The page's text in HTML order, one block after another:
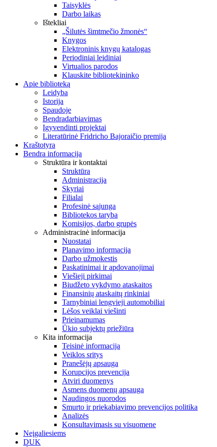
Taisyklės
Darbo laikas
Ištekliai
„Šilutės šimtmečio žmonės“
Knygos
Elektroninis knygų katalogas
Periodiniai leidiniai
Virtualios parodos
Klauskite bibliotekininko
Apie biblioteką
Leidyba
Istorija
Spaudoje
Bendradarbiavimas
Įgyvendinti projektai
Literatūrinė Fridricho Bajoraičio premija
Kraštotyra
Bendra informacija
Struktūra ir kontaktai
Struktūra
Administracija
Skyriai
Filialai
Profesinė sąjunga
Bibliotekos taryba
Komisijos, darbo grupės
Administracinė informacija
Nuostatai
Planavimo informacija
Darbo užmokestis
Paskatinimai ir apdovanojimai
Viešieji pirkimai
Biudžeto vykdymo ataskaitos
Finansinių ataskaitų rinkiniai
Tarnybiniai lengvieji automobiliai
Lėšos veiklai viešinti
Prieinamumas
Ūkio subjektų priežiūra
Kita informacija
Teisinė informacija
Veiklos sritys
Pranešėjų apsauga
Korupcijos prevencija
Atviri duomenys
Asmens duomenų apsauga
Naudingos nuorodos
Smurto ir priekabiavimo prevencijos politika
Analizės
Konsultavimasis su visuomene
Neįgaliesiems
DUK